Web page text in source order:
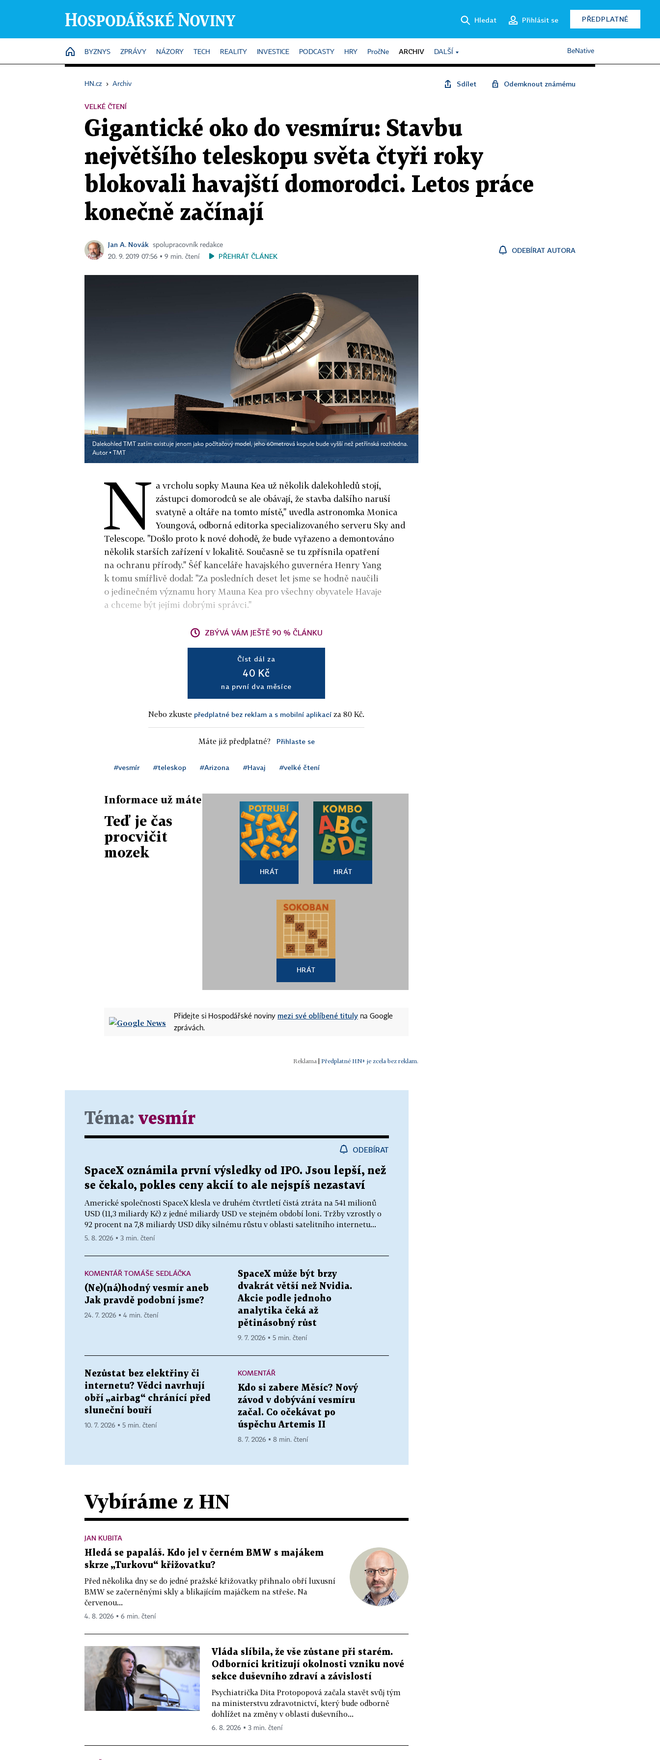
Hledat Přihlásit se PŘEDPLATNÉ
HOME
BYZNYS ZPRÁVY NÁZORY TECH REALITY INVESTICE PODCASTY HRY PročNe ARCHIV DALŠÍ BeNative
HN.cz › Archiv Sdílet Odemknout známému
VELKÉ ČTENÍ
Gigantické oko do vesmíru: Stavbu
největšího teleskopu světa čtyři roky
blokovali havajští domorodci. Letos práce
konečně začínají
Jan A. Novák
spolupracovník redakce
20. 9. 2019 07:56 ▪ 9 min. čtení
PŘEHRÁT ČLÁNEK
ODEBÍRAT AUTORA
Dalekohled TMT zatím existuje jenom jako počítačový model, jeho 60metrová kopule bude vyšší než petřínská rozhledna.
Autor ▪
TMT
N a vrcholu sopky Mauna Kea už několik dalekohledů stojí,
zástupci domorodců se ale obávají, že stavba dalšího naruší
svatyně a oltáře na tomto místě," uvedla astronomka Monica
Youngová, odborná editorka specializovaného serveru Sky and
Telescope. "Došlo proto k nové dohodě, že bude vyřazeno a demontováno
několik starších zařízení v lokalitě. Současně se tu zpřísnila opatření
na ochranu přírody." Šéf kanceláře havajského guvernéra Henry Yang
k tomu smířlivě dodal: "Za posledních deset let jsme se hodně naučili
o jedinečném významu hory Mauna Kea pro všechny obyvatele Havaje
a chceme být jejími dobrými správci."
ZBÝVÁ VÁM JEŠTĚ 90 % ČLÁNKU
Číst dál za
40 Kč
na první dva měsíce
Nebo zkuste předplatné bez reklam a s mobilní aplikací za 80 Kč.
Máte již předplatné? Přihlaste se
#vesmír #teleskop #Arizona #Havaj #velké čtení
Informace už máte
Teď je čas
procvičit
mozek
HRÁT HRÁT
HRÁT
Přidejte si Hospodářské noviny mezi své oblíbené tituly na Google
zprávách.
| Předplatné HN+ je zcela bez reklam.
Téma: vesmír
ODEBÍRAT
SpaceX oznámila první výsledky od IPO. Jsou lepší, než
se čekalo, pokles ceny akcií to ale nejspíš nezastaví
Americké společnosti SpaceX klesla ve druhém čtvrtletí čistá ztráta na 541 milionů
USD (11,3 miliardy Kč) z jedné miliardy USD ve stejném období loni. Tržby vzrostly o
92 procent na 7,8 miliardy USD díky silnému růstu v oblasti satelitního internetu...
5. 8. 2026 ▪ 3 min. čtení
KOMENTÁŘ TOMÁŠE SEDLÁČKA
(Ne)(ná)hodný vesmír aneb
Jak pravdě podobní jsme?
24. 7. 2026 ▪ 4 min. čtení
SpaceX může být brzy
dvakrát větší než Nvidia.
Akcie podle jednoho
analytika čeká až
pětinásobný růst
9. 7. 2026 ▪ 5 min. čtení
Nezůstat bez elektřiny či
internetu? Vědci navrhují
obří „airbag“ chránící před
sluneční bouří
10. 7. 2026 ▪ 5 min. čtení
KOMENTÁŘ
Kdo si zabere Měsíc? Nový
závod v dobývání vesmíru
začal. Co očekávat po
úspěchu Artemis II
8. 7. 2026 ▪ 8 min. čtení
Vybíráme z HN
JAN KUBITA
Hledá se papaláš. Kdo jel v černém BMW s majákem
skrze „Turkovu“ křižovatku?
Před několika dny se do jedné pražské křižovatky přihnalo obří luxusní
BMW se začerněnými skly a blikajícím majáčkem na střeše. Na
červenou...
4. 8. 2026 ▪ 6 min. čtení
Vláda slíbila, že vše zůstane při starém.
Odborníci kritizují okolnosti vzniku nové
sekce duševního zdraví a závislostí
Psychiatrička Dita Protopopová začala stavět svůj tým
na ministerstvu zdravotnictví, který bude odborně
dohlížet na změny v oblasti duševního...
6. 8. 2026 ▪ 3 min. čtení